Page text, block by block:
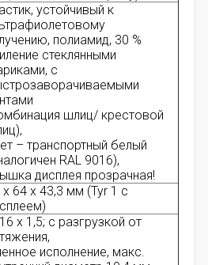
устойчивый к
полиамид, 30 %
стеклянными
с
шлиц/ крестовой
– транспортный белый
RAL 9016),
дисплея прозрачная!
x 64 x 43,3 мм (Tyr 1 c
x 1,5; с разгрузкой от
исполнение, макс.